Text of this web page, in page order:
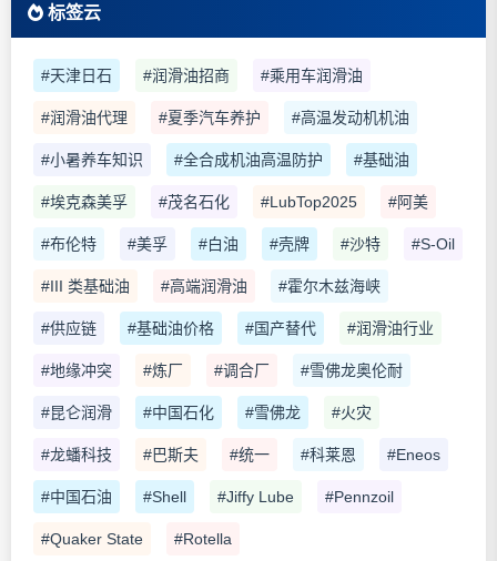
标签云
#天津日石 #润滑油招商 #乘用车润滑油
#润滑油代理 #夏季汽车养护 #高温发动机机油
#小暑养车知识 #全合成机油高温防护 #基础油
#埃克森美孚 #茂名石化 #LubTop2025 #阿美
#布伦特 #美孚 #白油 #壳牌 #沙特 #S-Oil
#III 类基础油 #高端润滑油 #霍尔木兹海峡
#供应链 #基础油价格 #国产替代 #润滑油行业
#地缘冲突 #炼厂 #调合厂 #雪佛龙奥伦耐
#昆仑润滑 #中国石化 #雪佛龙 #火灾
#龙蟠科技 #巴斯夫 #统一 #科莱恩 #Eneos
#中国石油 #Shell #Jiffy Lube #Pennzoil
#Quaker State #Rotella